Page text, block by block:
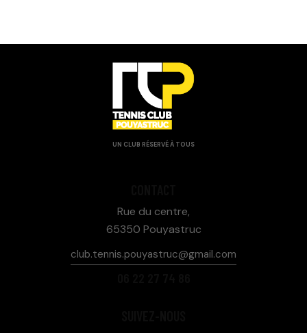
UN CLUB RÉSERVÉ À TOUS
Rue du centre,
65350 Pouyastruc
club.tennis.pouyastruc@gmail.com